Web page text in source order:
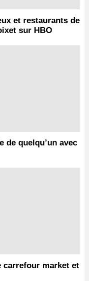
et restaurants de
sur HBO
quelqu’un avec
carrefour market et